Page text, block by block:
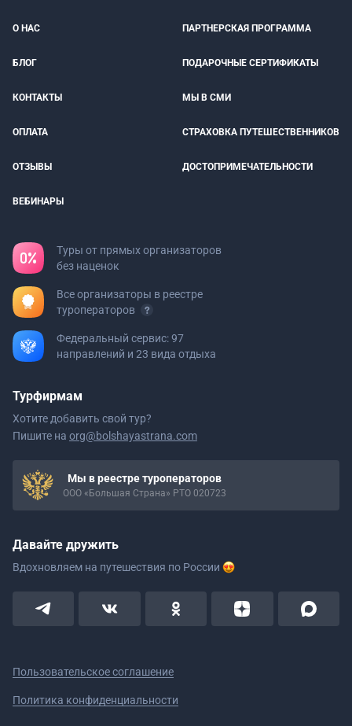
О НАС ПАРТНЕРСКАЯ ПРОГРАММА
БЛОГ ПОДАРОЧНЫЕ СЕРТИФИКАТЫ
КОНТАКТЫ МЫ В СМИ
ОПЛАТА СТРАХОВКА ПУТЕШЕСТВЕННИКОВ
ОТЗЫВЫ ДОСТОПРИМЕЧАТЕЛЬНОСТИ
ВЕБИНАРЫ
Туры от прямых организаторов
без наценок
Все организаторы в реестре
туроператоров
Федеральный сервис: 97
направлений и 23 вида отдыха
Турфирмам
Хотите добавить свой тур?
Пишите на org@bolshayastrana.com
Мы в реестре туроператоров
ООО «Большая Страна» РТО 020723
Давайте дружить
Вдохновляем на путешествия по России
Пользовательское соглашение
Политика конфиденциальности